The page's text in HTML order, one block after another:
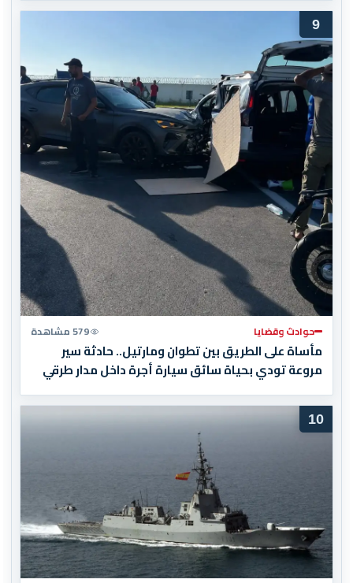
9
حوادث وقضايا 579 مشاهدة
مأساة على الطريق بين تطوان ومارتيل.. حادثة سير
مروعة تودي بحياة سائق سيارة أجرة داخل مدار طرقي
10